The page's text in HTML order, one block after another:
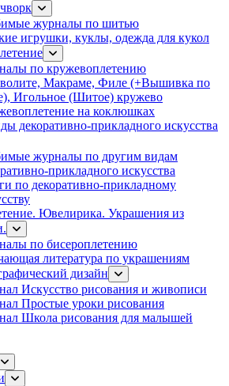
журналы по шитью
игрушки, куклы, одежда для кукол
по кружевоплетению
Макраме, Филе (+Вышивка по
Игольное (Шитое) кружево
на коклюшках
декоративно-прикладного искусства
журналы по другим видам
прикладного искусства
по декоративно-прикладному
Ювелирика. Украшения из
по бисероплетению
литература по украшениям
дизайн
Искусство рисования и живописи
Простые уроки рисования
Школа рисования для малышей